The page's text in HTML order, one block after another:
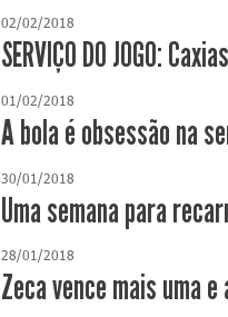
02/02/2018
SERVIÇO DO JOGO:
01/02/2018
A bola é obsessão na
30/01/2018
Uma semana para
28/01/2018
Zeca vence mais uma